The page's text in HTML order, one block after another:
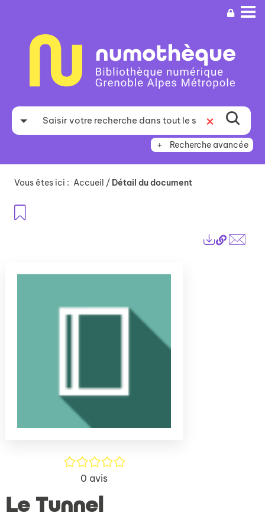
recherche
Recherche avancée
Vous êtes ici : Accueil / Détail du document
Lien
/5
0 avis
Le Tunnel